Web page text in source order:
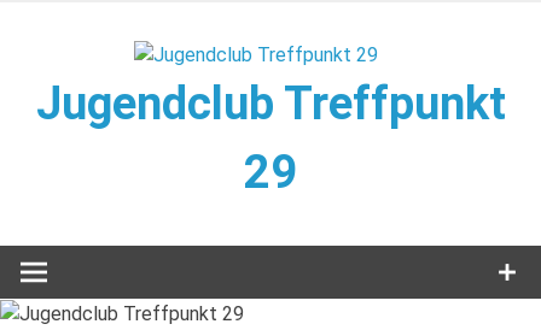
Jugendclub Treffpunkt
29